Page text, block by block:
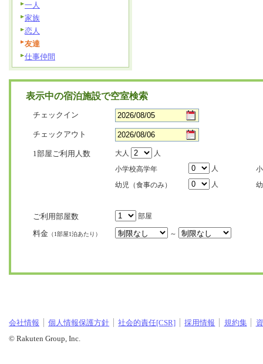
一人
家族
恋人
友達
仕事仲間
表示中の宿泊施設で空室検索
チェックイン
チェックアウト
1部屋ご利用人数 大人
人
小学校高学年
人
幼児（食事のみ）
人
ご利用部屋数 部屋
料金 （1部屋1泊あたり） ～
会社情報 個人情報保護方針 社会的責任[CSR] 採用情報 規約集
© Rakuten Group, Inc.